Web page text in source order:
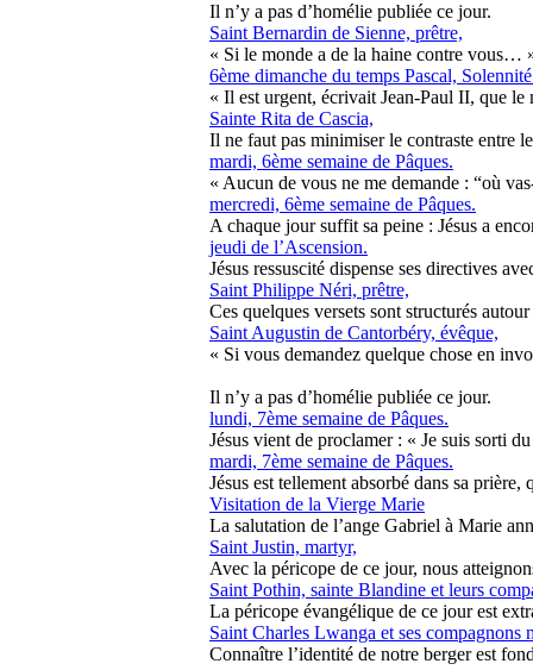
Il n’y a pas d’homélie publiée ce jour.
Saint Bernardin de Sienne, prêtre,
« Si le monde a de la haine contre vous…
6ème dimanche du temps Pascal,
« Il est urgent, écrivait Jean-Paul II, que le
Sainte Rita de Cascia,
Il ne faut pas minimiser le contraste entre
mardi, 6ème semaine de Pâques.
« Aucun de vous ne me demande : “où
mercredi, 6ème semaine de Pâques.
A chaque jour suffit sa peine : Jésus a
jeudi de l’Ascension.
Jésus ressuscité dispense ses directives
Saint Philippe Néri, prêtre,
Ces quelques versets sont structurés
Saint Augustin de Cantorbéry, évêque,
« Si vous demandez quelque chose en
Il n’y a pas d’homélie publiée ce jour.
lundi, 7ème semaine de Pâques.
Jésus vient de proclamer : « Je suis sorti
mardi, 7ème semaine de Pâques.
Jésus est tellement absorbé dans sa
Visitation de la Vierge Marie
La salutation de l’ange Gabriel à Marie
Saint Justin, martyr,
Avec la péricope de ce jour, nous
Saint Pothin, sainte Blandine et leurs
La péricope évangélique de ce jour est
Saint Charles Lwanga et ses compagnons
Connaître l’identité de notre berger est